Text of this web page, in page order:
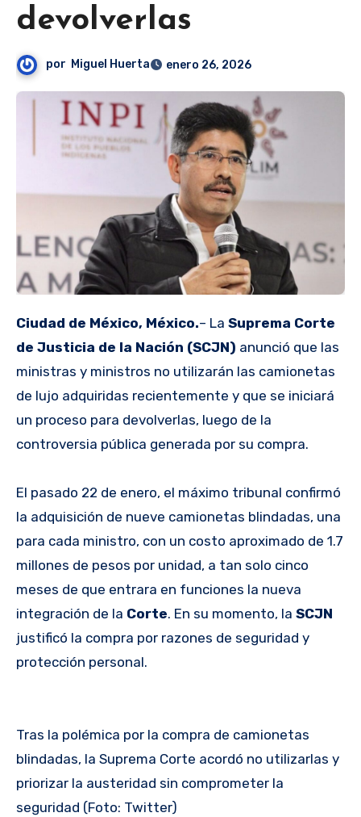
devolverlas
por Miguel Huerta enero 26, 2026
Ciudad de México, México.– La Suprema Corte
de Justicia de la Nación (SCJN) anunció que las
ministras y ministros no utilizarán las camionetas
de lujo adquiridas recientemente y que se iniciará
un proceso para devolverlas, luego de la
controversia pública generada por su compra.
El pasado 22 de enero, el máximo tribunal confirmó
la adquisición de nueve camionetas blindadas, una
para cada ministro, con un costo aproximado de 1.7
millones de pesos por unidad, a tan solo cinco
meses de que entrara en funciones la nueva
integración de la Corte. En su momento, la SCJN
justificó la compra por razones de seguridad y
protección personal.
Tras la polémica por la compra de camionetas
blindadas, la Suprema Corte acordó no utilizarlas y
priorizar la austeridad sin comprometer la
seguridad (Foto: Twitter)